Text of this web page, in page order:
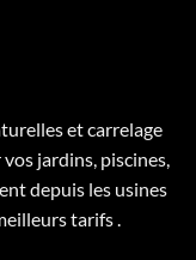
et carrelage
jardins, piscines,
depuis les usines
tarifs .